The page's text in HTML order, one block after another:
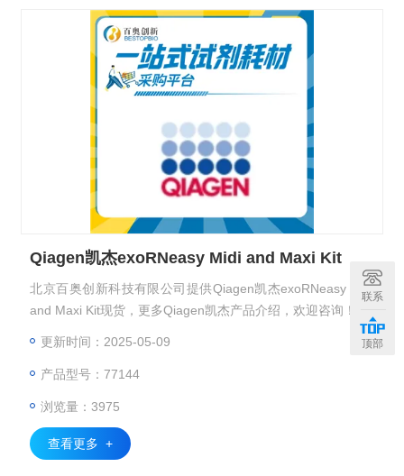
Qiagen凯杰exoRNeasy Midi and Maxi Kit
北京百奥创新科技有限公司提供Qiagen凯杰exoRNeasy Midi
and Maxi Kit现货，更多Qiagen凯杰产品介绍，欢迎咨询！
更新时间：2025-05-09
产品型号：77144
浏览量：3975
查看更多 +
联系
顶部